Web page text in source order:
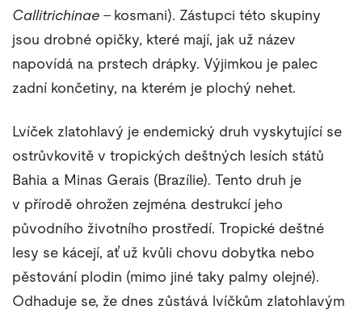
Callitrichinae – kosmani). Zástupci této skupiny
jsou drobné opičky, které mají, jak už název
napovídá na prstech drápky. Výjimkou je palec
zadní končetiny, na kterém je plochý nehet.
Lvíček zlatohlavý je endemický druh vyskytující se
ostrůvkovitě v tropických deštných lesích států
Bahia a Minas Gerais (Brazílie). Tento druh je
v přírodě ohrožen zejména destrukcí jeho
původního životního prostředí. Tropické deštné
lesy se kácejí, ať už kvůli chovu dobytka nebo
pěstování plodin (mimo jiné taky palmy olejné).
Odhaduje se, že dnes zůstává lvíčkům zlatohlavým